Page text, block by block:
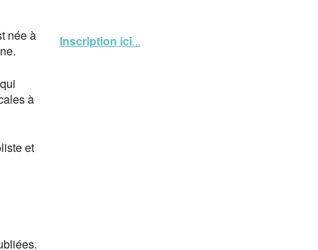
née à
à
et
Inscription ici...